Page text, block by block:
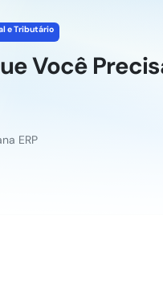
e Tributário
Você
ERP